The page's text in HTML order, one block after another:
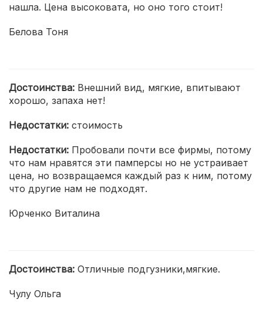
нашла. Цена высоковата, но оно того стоит!
Белова Тоня
Достоинства: Внешний вид, мягкие, впитывают
хорошо, запаха нет!
Недостатки: стоимость
Недостатки: Пробовали почти все фирмы, потому
что нам нравятся эти памперсы но не устраивает
цена, но возвращаемся каждый раз к ним, потому
что другие нам не подходят.
Юрченко Виталина
Достоинства: Отличные подгузники,мягкие.
Чулу Ольга